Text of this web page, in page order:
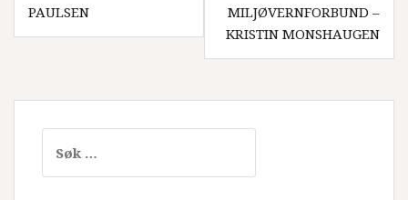
PAULSEN
MILJØVERNFORBUND –
KRISTIN MONSHAUGEN
etter: